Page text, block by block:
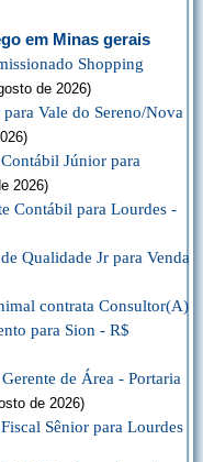
em Minas gerais
Shopping
de 2026)
Vale do Sereno/Nova
Júnior para
2026)
Contábil para Lourdes -
Qualidade Jr para Venda
contrata Consultor(A)
para Sion - R$
de Área - Portaria
de 2026)
Sênior para Lourdes